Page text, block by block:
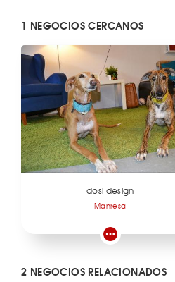
1 NEGOCIOS CERCANOS
dosi design
Manresa
2 NEGOCIOS RELACIONADOS